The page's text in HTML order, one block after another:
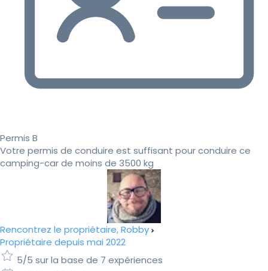
Permis B
Votre permis de conduire est suffisant pour conduire ce
camping-car de moins de 3500 kg
Rencontrez le propriétaire, Robby
Propriétaire depuis mai 2022
5/5 sur la base de 7 expériences